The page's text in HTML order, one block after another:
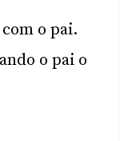
o pai.
o pai o